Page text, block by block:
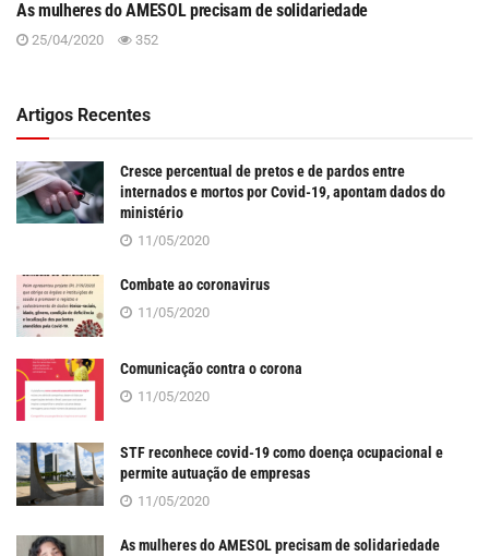
As mulheres do AMESOL precisam de solidariedade
25/04/2020 352
Artigos Recentes
Cresce percentual de pretos e de pardos entre
internados e mortos por Covid-19, apontam dados do
ministério
11/05/2020
Combate ao coronavirus
11/05/2020
Comunicação contra o corona
11/05/2020
STF reconhece covid-19 como doença ocupacional e
permite autuação de empresas
11/05/2020
As mulheres do AMESOL precisam de solidariedade